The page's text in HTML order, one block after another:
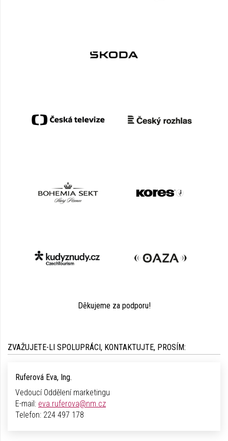
Děkujeme za podporu!
ZVAŽUJETE-LI SPOLUPRÁCI, KONTAKTUJTE, PROSÍM:
Ruferová Eva, Ing.
Vedoucí Oddělení marketingu
E-mail: eva.ruferova@nm.cz
Telefon: 224 497 178